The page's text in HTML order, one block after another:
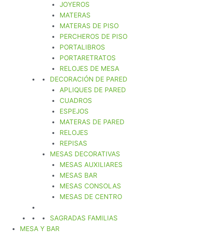
JOYEROS
MATERAS
MATERAS DE PISO
PERCHEROS DE PISO
PORTALIBROS
PORTARETRATOS
RELOJES DE MESA
DECORACIÓN DE PARED
APLIQUES DE PARED
CUADROS
ESPEJOS
MATERAS DE PARED
RELOJES
REPISAS
MESAS DECORATIVAS
MESAS AUXILIARES
MESAS BAR
MESAS CONSOLAS
MESAS DE CENTRO
SAGRADAS FAMILIAS
MESA Y BAR